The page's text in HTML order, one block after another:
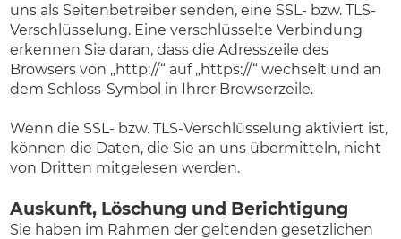
uns als Seitenbetreiber senden, eine SSL- bzw. TLS-
Verschlüsselung. Eine verschlüsselte Verbindung
erkennen Sie daran, dass die Adresszeile des
Browsers von „http://“ auf „https://“ wechselt und an
dem Schloss-Symbol in Ihrer Browserzeile.
Wenn die SSL- bzw. TLS-Verschlüsselung aktiviert ist,
können die Daten, die Sie an uns übermitteln, nicht
von Dritten mitgelesen werden.
Auskunft, Löschung und Berichtigung
Sie haben im Rahmen der geltenden gesetzlichen